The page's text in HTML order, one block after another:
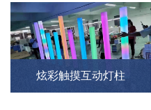
炫彩触摸互动灯柱